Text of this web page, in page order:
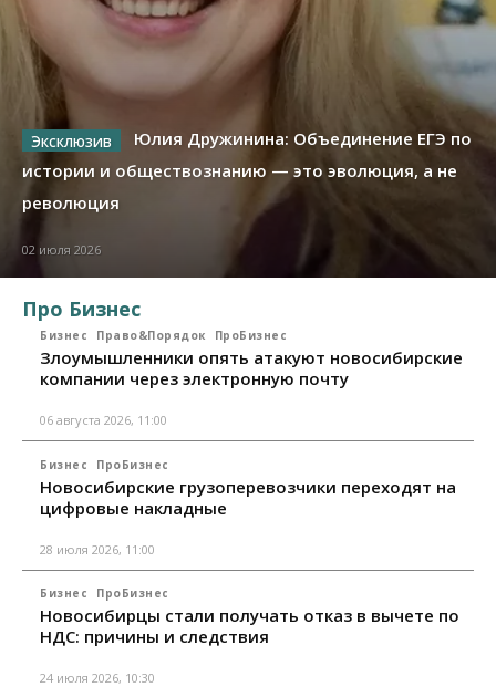
Юлия Дружинина: Объединение ЕГЭ по
истории и обществознанию — это эволюция, а не
революция
02 июля 2026
Про Бизнес
Бизнес Право&Порядок ПроБизнес
Злоумышленники опять атакуют новосибирские
компании через электронную почту
06 августа 2026, 11:00
Бизнес ПроБизнес
Новосибирские грузоперевозчики переходят на
цифровые накладные
28 июля 2026, 11:00
Бизнес ПроБизнес
Новосибирцы стали получать отказ в вычете по
НДС: причины и следствия
24 июля 2026, 10:30